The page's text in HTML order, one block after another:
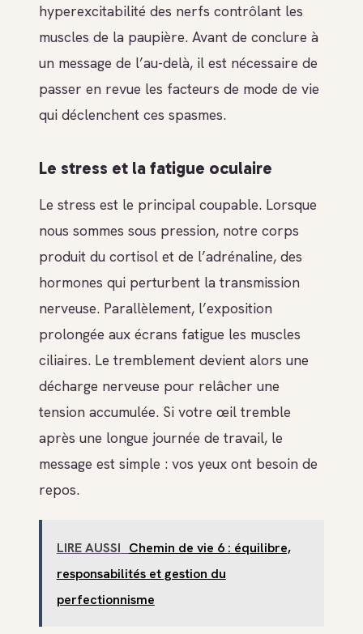
hyperexcitabilité des nerfs contrôlant les
muscles de la paupière. Avant de conclure à
un message de l’au-delà, il est nécessaire de
passer en revue les facteurs de mode de vie
qui déclenchent ces spasmes.
Le stress et la fatigue oculaire
Le stress est le principal coupable. Lorsque
nous sommes sous pression, notre corps
produit du cortisol et de l’adrénaline, des
hormones qui perturbent la transmission
nerveuse. Parallèlement, l’exposition
prolongée aux écrans fatigue les muscles
ciliaires. Le tremblement devient alors une
décharge nerveuse pour relâcher une
tension accumulée. Si votre œil tremble
après une longue journée de travail, le
message est simple : vos yeux ont besoin de
repos.
LIRE AUSSI Chemin de vie 6 : équilibre,
responsabilités et gestion du
perfectionnisme